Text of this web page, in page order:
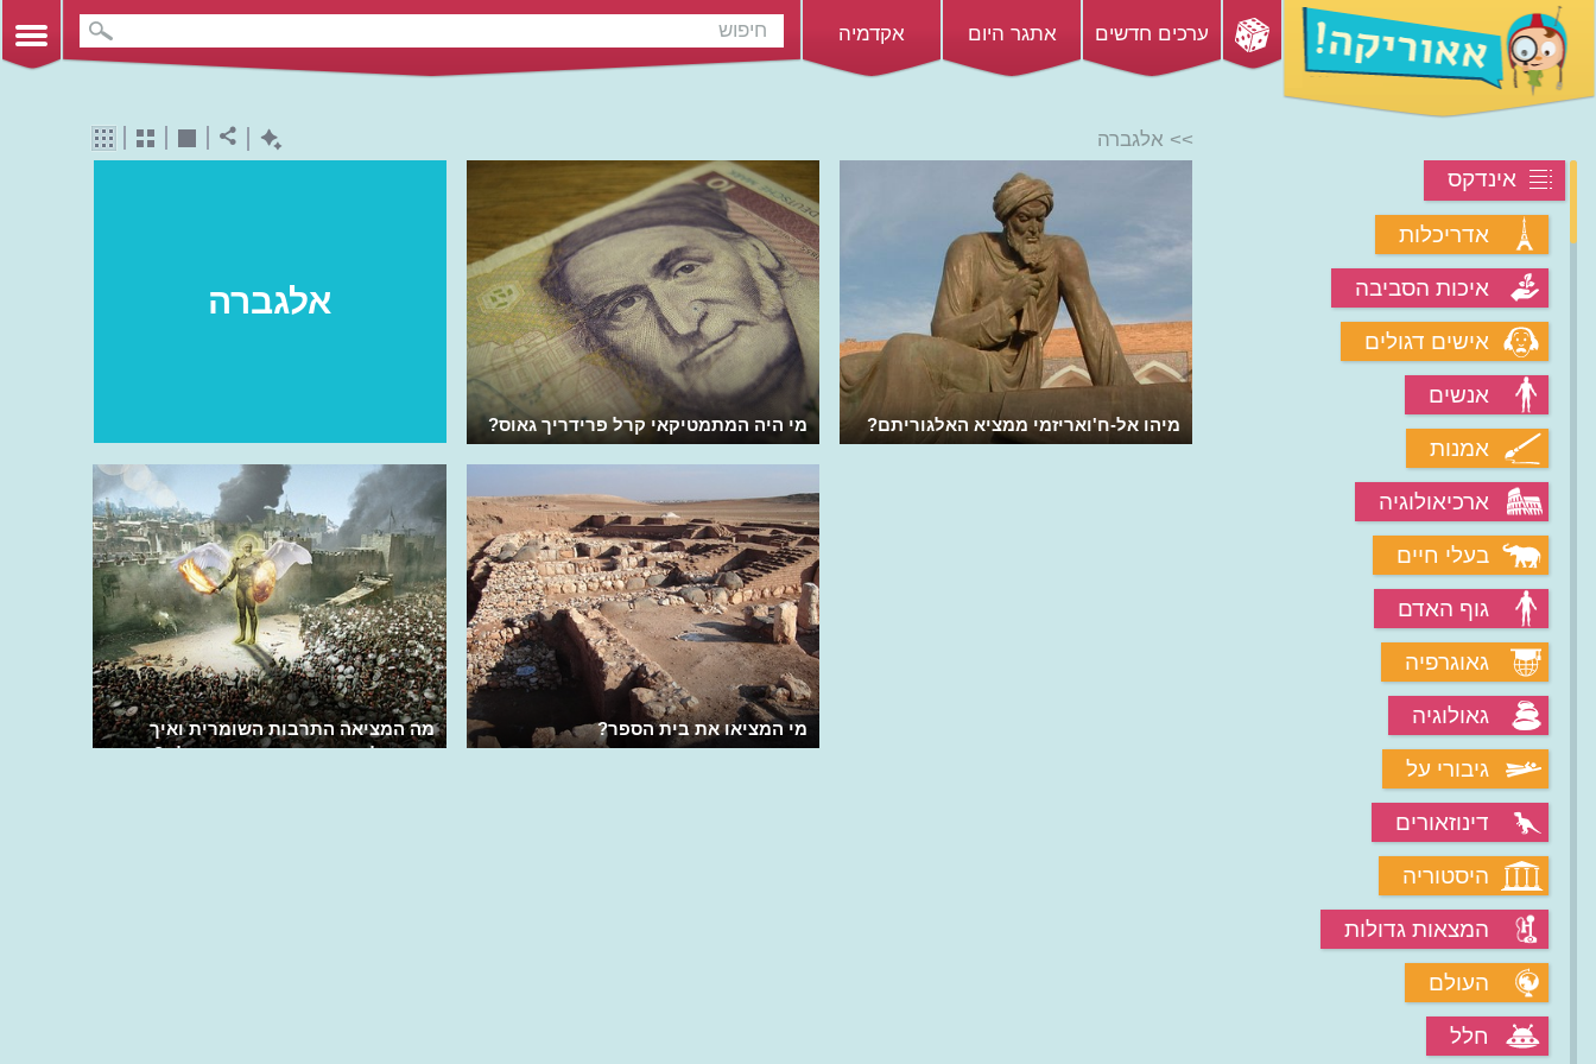
ערכים חדשים אתגר היום אקדמיה
אינדקס
אדריכלות
איכות הסביבה
אישים דגולים
אנשים
אמנות
ארכיאולוגיה
בעלי חיים
גוף האדם
גאוגרפיה
גאולוגיה
גיבורי על
דינוזאורים
היסטוריה
המצאות גדולות
העולם
חלל
>> אלגברה
אלגברה
מי היה המתמטיקאי קרל פרידריך גאוס? מיהו אל-ח'ואריזמי ממציא האלגוריתם?
מה המציאה התרבות השומרית ואיך
הייתה לאימפריה הראשונה בעולם?
מי המציאו את בית הספר?